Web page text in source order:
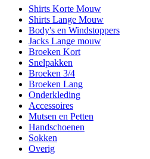
Shirts Korte Mouw
Shirts Lange Mouw
Body's en Windstoppers
Jacks Lange mouw
Broeken Kort
Snelpakken
Broeken 3/4
Broeken Lang
Onderkleding
Accessoires
Mutsen en Petten
Handschoenen
Sokken
Overig